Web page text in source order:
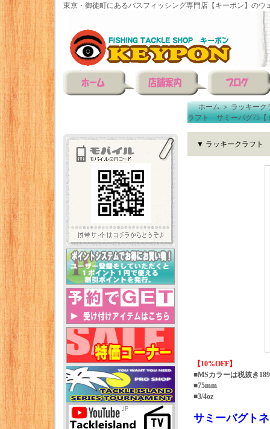
東京・御徒町にあるバスフィッシング専門店【キーポン】のウ
ホーム＞ラッキーク
ラフト サミーバグ75【
▼ ラッキークラフト
【10%OFF】
■MSカラーは税抜き
■75mm
■3/4oz
サミーバグト